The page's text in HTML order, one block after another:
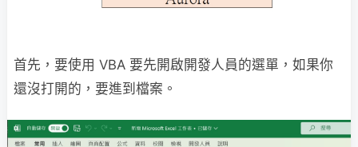
首先，要使用 VBA 要先開啟開發人員的選單，如果你
還沒打開的，要進到檔案。